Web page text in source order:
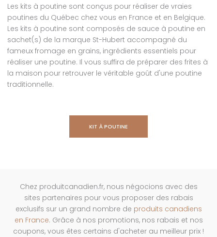
Les kits à poutine sont conçus pour réaliser de vraies
poutines du Québec chez vous en France et en Belgique.
Les kits à poutine sont composés de sauce à poutine en
sachet(s) de la marque St-Hubert accompagné du
fameux fromage en grains, ingrédients essentiels pour
réaliser une poutine. Il vous suffira de préparer des frites à
la maison pour retrouver le véritable goût d'une poutine
traditionnelle.
KIT À POUTINE
Chez produitcanadien.fr, nous négocions avec des
sites partenaires pour vous proposer des rabais
exclusifs sur un grand nombre de produits canadiens
en France. Grâce à nos promotions, nos rabais et nos
coupons, vous êtes certains d'acheter au meilleur prix !